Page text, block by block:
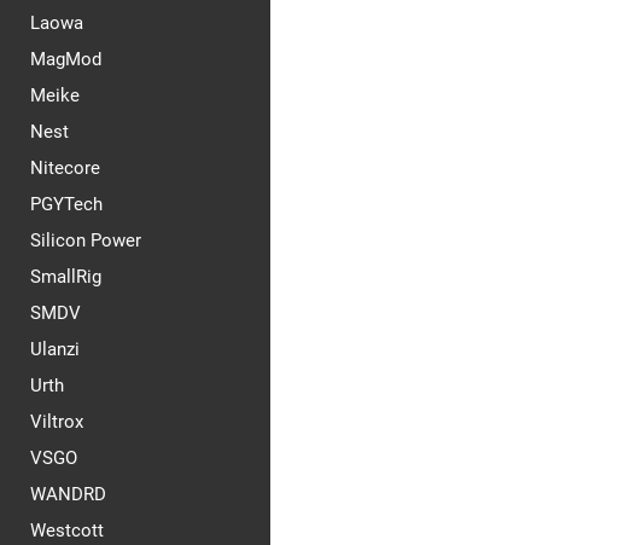
Laowa
MagMod
Meike
Nest
Nitecore
PGYTech
Silicon Power
SmallRig
SMDV
Ulanzi
Urth
Viltrox
VSGO
WANDRD
Westcott